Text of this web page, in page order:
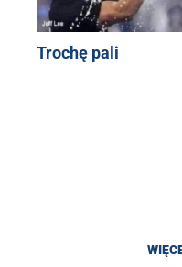
Trochę pali